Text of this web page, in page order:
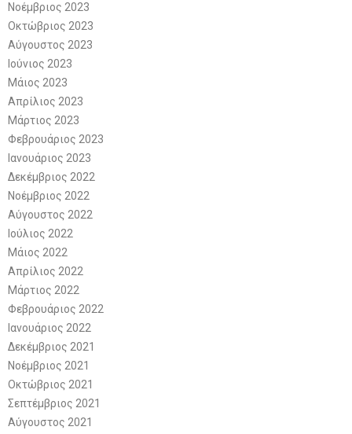
Νοέμβριος 2023
Οκτώβριος 2023
Αύγουστος 2023
Ιούνιος 2023
Μάιος 2023
Απρίλιος 2023
Μάρτιος 2023
Φεβρουάριος 2023
Ιανουάριος 2023
Δεκέμβριος 2022
Νοέμβριος 2022
Αύγουστος 2022
Ιούλιος 2022
Μάιος 2022
Απρίλιος 2022
Μάρτιος 2022
Φεβρουάριος 2022
Ιανουάριος 2022
Δεκέμβριος 2021
Νοέμβριος 2021
Οκτώβριος 2021
Σεπτέμβριος 2021
Αύγουστος 2021